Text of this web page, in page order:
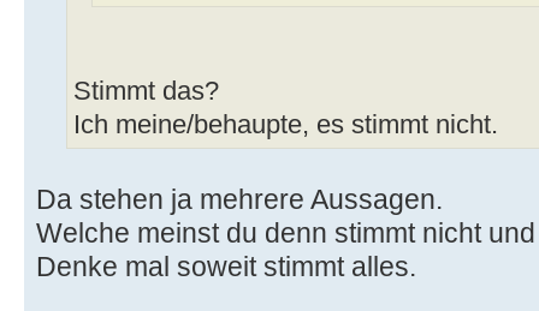
Stimmt das?
Ich meine/behaupte, es stimmt nicht.
Da stehen ja mehrere Aussagen.
Welche meinst du denn stimmt nicht
Denke mal soweit stimmt alles.